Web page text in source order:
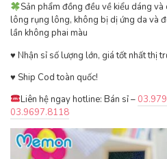
Sản phẩm đồng đều về kiểu dáng
lông rụng lông, không bị dị ứng da và
lần không phai màu
♥ ️Nhận sỉ số lượng lớn, giá tốt nhất thị
♥ ️Ship Cod toàn quốc!
Liên hệ ngay hotline: Bán sỉ –
03.9697.8118